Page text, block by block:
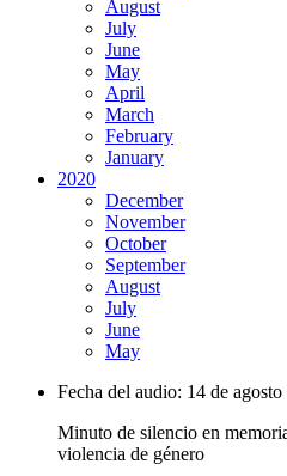
August
July
June
May
April
March
February
January
2020
December
November
October
September
August
July
June
May
Fecha del audio: 14 de
Minuto de silencio en
violencia de género